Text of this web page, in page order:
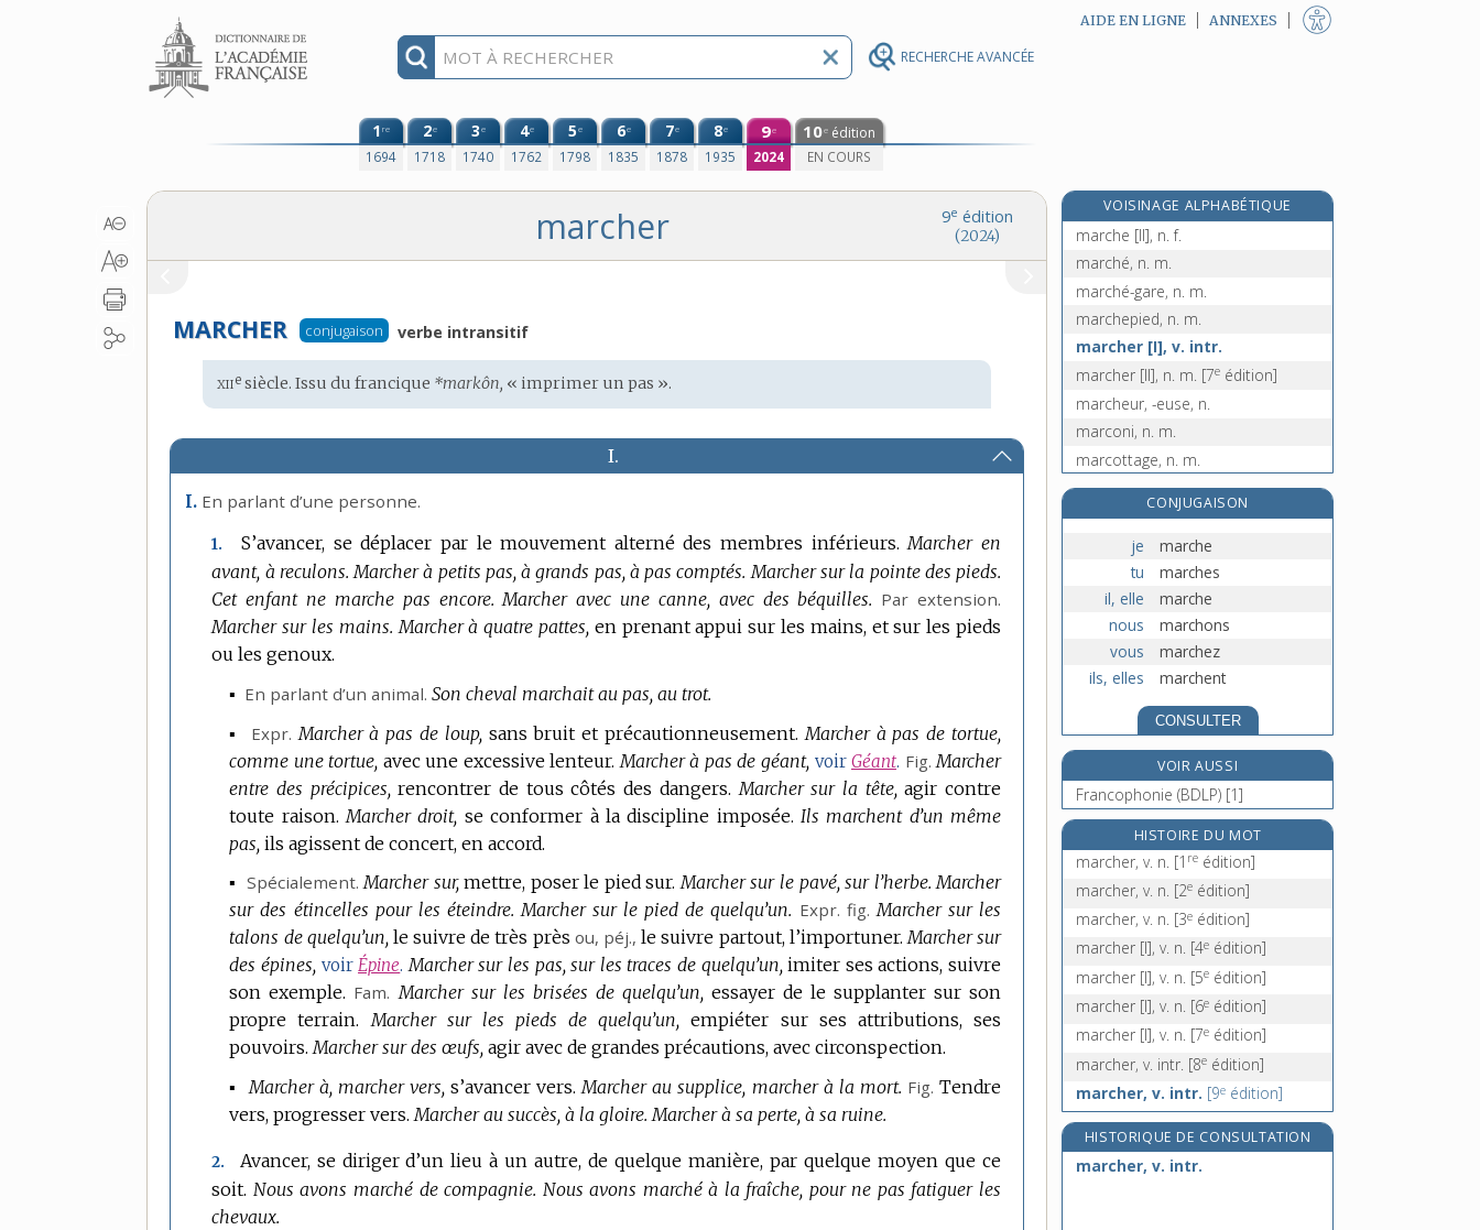
RECHERCHE AVANCÉE
Aller au contenu AIDE EN LIGNE ANNEXES
1re
1694
2e
1718
3e
1740
4e
1762
5e
1798
6e
1835
7e
1878
8e
1935
9e
2024
10e édition
EN COURS
9e édition
(2024)
marcher
MARCHER conjugaison verbe intransitif
Étymologie
:
xiie siècle. Issu dufrancique *markôn, « imprimer un pas ».
I.
I. En parlant d’une personne.
1. S’avancer, se déplacer par le mouvement alterné des membres inférieurs. Marcher en
avant, à reculons. Marcher à petits pas, à grands pas, à pas comptés. Marcher sur la pointe des pieds.
Cet enfant ne marche pas encore. Marcher avec une canne, avec des béquilles. Par extension.
Marcher sur les mains. Marcher à quatre pattes, en prenant appui sur les mains, et sur les pieds
ou les genoux.
▪ En parlant d’un animal. Son cheval marchait au pas, au trot.
▪ Expr. Marcher à pas de loup, sans bruit et précautionneusement. Marcher à pas de tortue,
comme une tortue, avec une excessive lenteur. Marcher à pas de géant, voirGéant. Fig. Marcher
entre des précipices, rencontrer de tous côtés des dangers. Marcher sur la tête, agir contre
toute raison. Marcher droit, se conformer à la discipline imposée. Ils marchent d’un même
pas, ils agissent de concert, en accord.
▪ Spécialement. Marcher sur, mettre, poser le pied sur. Marcher sur le pavé, sur l’herbe. Marcher
sur des étincelles pour les éteindre. Marcher sur le pied de quelqu’un. Expr. fig. Marcher sur les
talons de quelqu’un, le suivre de très près ou, péj., le suivre partout, l’importuner. Marcher sur
des épines, voirÉpine. Marcher sur les pas, sur les traces de quelqu’un, imiter ses actions, suivre
son exemple. Fam. Marcher sur les brisées de quelqu’un, essayer de le supplanter sur son
propre terrain. Marcher sur les pieds de quelqu’un, empiéter sur ses attributions, ses
pouvoirs. Marcher sur des œufs, agir avec de grandes précautions, avec circonspection.
▪ Marcher à, marcher vers, s’avancer vers. Marcher au supplice, marcher à la mort. Fig. Tendre
vers, progresser vers. Marcher au succès, à la gloire. Marcher à sa perte, à sa ruine.
2.
Avancer, se diriger d’un lieu à un autre, de quelque manière, par quelque moyen que ce
soit. Nous avons marché de compagnie. Nous avons marché à la fraîche, pour ne pas fatiguer les
chevaux.
VOISINAGE ALPHABÉTIQUE
marche [I], n. f.
marche [II], n. f.
marché, n. m.
marché-gare, n. m.
marchepied, n. m.
marcher [I], v. intr.
marcher [II], n. m. [7e édition]
marcheur, -euse, n.
marconi, n. m.
marcottage, n. m.
marcotte, n. f.
marcotter, v. tr.
mardelle, n. f.[6eédition]
mardi, n. m.
mare, n. f.
CONJUGAISON
je
marche
tu
marches
il, elle
marche
nous
marchons
vous
marchez
ils, elles
marchent
CONSULTER
VOIR AUSSI
Francophonie (BDLP) [1]
HISTOIRE DU MOT
marcher, v. n. [1 re édition]
marcher, v. n. [2e édition]
marcher, v. n. [3e édition]
marcher [I], v. n. [4e édition]
marcher [I], v. n. [5e édition]
marcher [I], v. n. [6e édition]
marcher [I], v. n. [7e édition]
marcher, v. intr. [8e édition]
marcher, v. intr. [9e édition]
HISTORIQUE DE CONSULTATION
marcher, v. intr.